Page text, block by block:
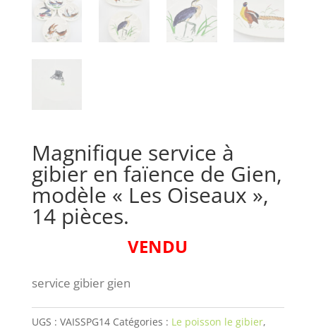
Magnifique service à
gibier en faïence de Gien,
modèle « Les Oiseaux »,
14 pièces.
VENDU
service gibier gien
UGS : VAISSPG14 Catégories : Le poisson le gibier,